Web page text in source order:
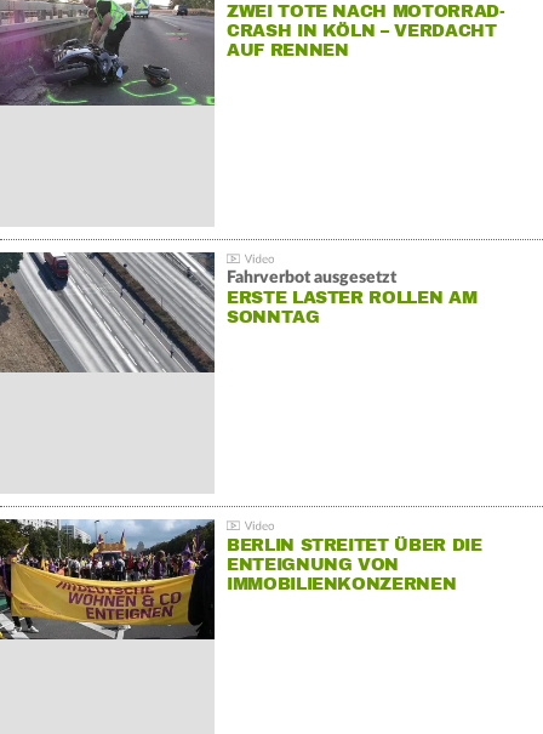
ZWEI TOTE NACH MOTORRAD-
CRASH IN KÖLN – VERDACHT
AUF RENNEN
Fahrverbot ausgesetzt
ERSTE LASTER ROLLEN AM
SONNTAG
BERLIN STREITET ÜBER DIE
ENTEIGNUNG VON
IMMOBILIENKONZERNEN